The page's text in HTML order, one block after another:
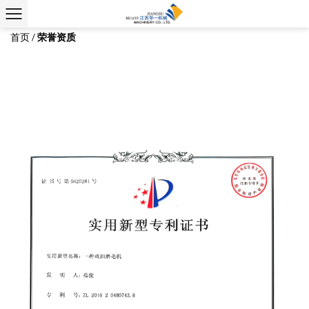
首页 / 荣誉资质